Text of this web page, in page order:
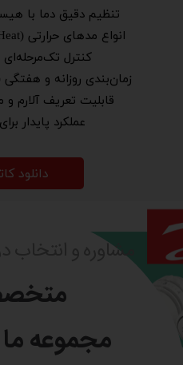
تنظیم دقیق دما با
انواع مدهای حرارتی (Heat) و سرمایش (Cool)
کنترل تک‌مرحله‌ای
زمان‌بندی روزانه و
قابلیت تعریف آلارم
عملکرد پایدار برای
دانلود
مشاوره و انتخاب
مجموعه ما